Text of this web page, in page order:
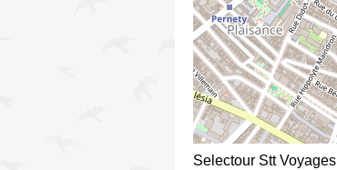
Selectour Stt Voyages